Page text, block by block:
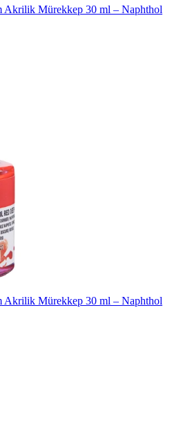
Akrilik Mürekkep 30 ml – Naphthol
Akrilik Mürekkep 30 ml – Naphthol